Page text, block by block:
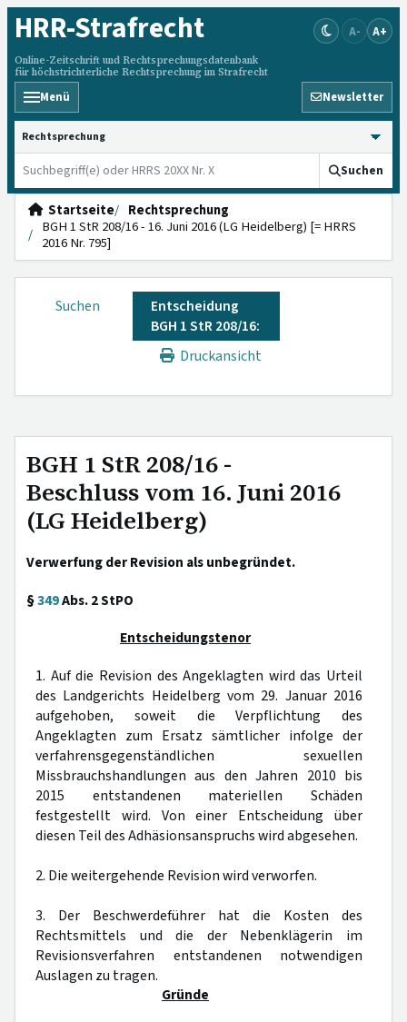
HRR-Strafrecht
Online-Zeitschrift und Rechtsprechungsdatenbank
für höchstrichterliche Rechtsprechung im Strafrecht
A- A+
Menü Newsletter
HRRS durchsuchen
Suchen
Startseite
Rechtsprechung
BGH 1 StR 208/16 - 16. Juni 2016 (LG Heidelberg) [= HRRS
2016 Nr. 795]
Suchen
Entscheidung
BGH 1 StR 208/16:
Druckansicht
BGH 1 StR 208/16 -
Beschluss vom 16. Juni 2016
(LG Heidelberg)
Verwerfung der Revision als unbegründet.
§349Abs. 2 StPO
Entscheidungstenor
1. Auf die Revision des Angeklagten wird das Urteil
des Landgerichts Heidelberg vom 29. Januar 2016
aufgehoben, soweit die Verpflichtung des
Angeklagten zum Ersatz sämtlicher infolge der
verfahrensgegenständlichen sexuellen
Missbrauchshandlungen aus den Jahren 2010 bis
2015 entstandenen materiellen Schäden
festgestellt wird. Von einer Entscheidung über
diesen Teil des Adhäsionsanspruchs wird abgesehen.
2. Die weitergehende Revision wird verworfen.
3. Der Beschwerdeführer hat die Kosten des
Rechtsmittels und die der Nebenklägerin im
Revisionsverfahren entstandenen notwendigen
Auslagen zu tragen.
Gründe